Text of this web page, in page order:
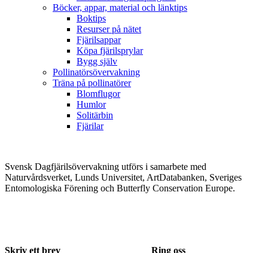
Böcker, appar, material och länktips
Boktips
Resurser på nätet
Fjärilsappar
Köpa fjärilsprylar
Bygg själv
Pollinatörsövervakning
Träna på pollinatörer
Blomflugor
Humlor
Solitärbin
Fjärilar
Svensk Dagfjärilsövervakning utförs i samarbete med
Naturvårdsverket, Lunds Universitet, ArtDatabanken, Sveriges
Entomologiska Förening och Butterfly Conservation Europe.
Skriv ett brev Ring oss